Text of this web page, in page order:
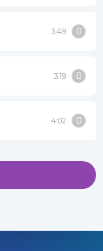
3:49
3:19
4:02